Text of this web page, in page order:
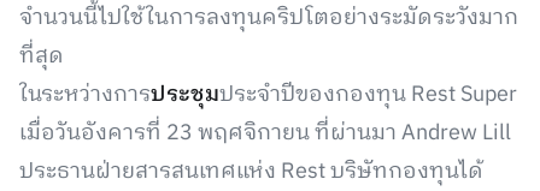
จำนวนนี้ไปใช้ในการลงทุนคริปโตอย่างระมัดระวังมาก
ที่สุด
ในระหว่างการประชุมประจำปีของกองทุน Rest Super
เมื่อวันอังคารที่ 23 พฤศจิกายน ที่ผ่านมา Andrew Lill
ประธานฝ่ายสารสนเทศแห่ง Rest บริษัทกองทุนได้